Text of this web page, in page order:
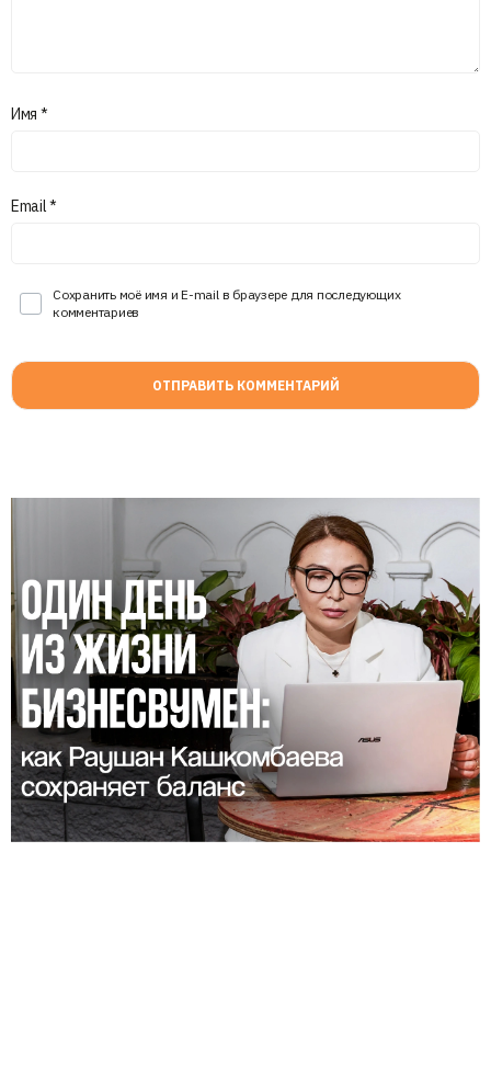
Имя *
Email*
Сохранить моё имя и E-mail в браузере для последующих
комментариев